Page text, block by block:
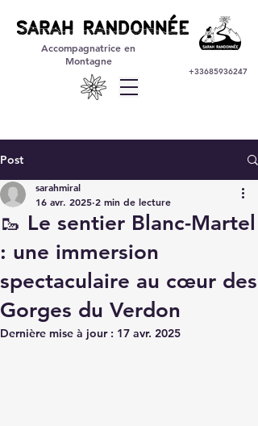
+33685936247
Accompagnatrice en
Montagne
Post
🥾 Le sentier Blanc-Martel
: une immersion
spectaculaire au cœur des
Gorges du Verdon
sarahmiral
16 avr. 2025 2 min de lecture
Dernière mise à jour : 17 avr. 2025